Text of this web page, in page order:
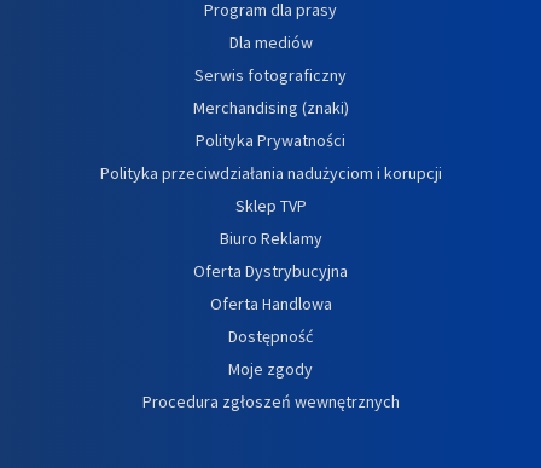
Program dla prasy
Dla mediów
Serwis fotograficzny
Merchandising (znaki)
Polityka Prywatności
Polityka przeciwdziałania nadużyciom i korupcji
Sklep TVP
Biuro Reklamy
Oferta Dystrybucyjna
Oferta Handlowa
Dostępność
Moje zgody
Procedura zgłoszeń wewnętrznych